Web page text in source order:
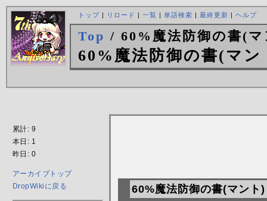
トップ| リロード | 一覧 | 単語検索 | 最終更新 | ヘルプ
Top / 60%魔法防御の書(
60%魔法防御の書(マン
累計: 9
本日: 1
昨日: 0
アーカイブトップ
DropWikiに戻る
60%魔法防御の書(マント